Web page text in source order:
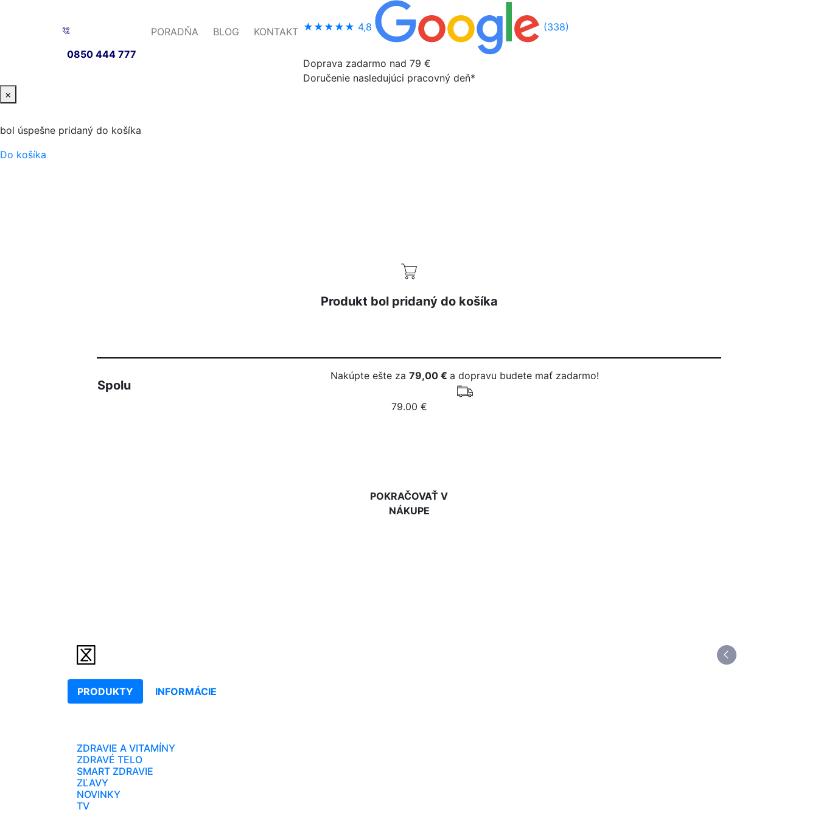
0850 444 777
PORADŇA BLOG KONTAKT ★★★★★ 4,8 (338)
Doprava zadarmo nad 79 €
Doručenie nasledujúci pracovný deň*
×
bol úspešne pridaný do košíka
Do košíka
Produkt bol pridaný do košíka
Spolu
Nakúpte ešte za 79,00 € a dopravu budete mať zadarmo!
79.00 €
POKRAČOVAŤ V
NÁKUPE
PRODUKTY INFORMÁCIE
ZDRAVIE A VITAMÍNY
ZDRAVÉ TELO
SMART ZDRAVIE
ZĽAVY
NOVINKY
TV